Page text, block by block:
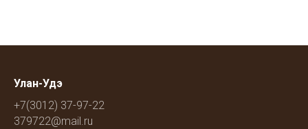
Улан-Удэ
‎+7(3012) 37-97-22
379722@mail.ru